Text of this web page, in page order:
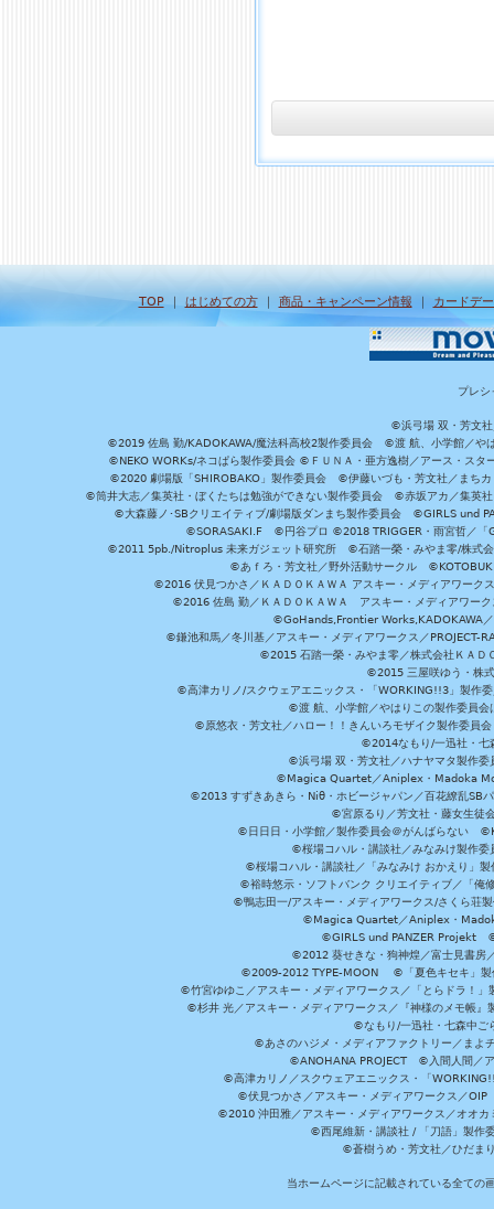
TOP｜ はじめての方｜ 商品・キャンペーン情報 ｜ カードデ
プレシ
©浜弓場 双・芳文社
©2019 佐島 勤/KADOKAWA/魔法科高校2製作委員会 ©渡 航、小学館／や
©NEKO WORKs/ネコぱら製作委員会 ©ＦＵＮＡ・亜方逸樹／アース・ス
©2020 劇場版「SHIROBAKO」製作委員会 ©伊藤いづも・芳文社／まち
©筒井大志／集英社・ぼくたちは勉強ができない製作委員会 ©赤坂アカ／集英
©大森藤ノ･SBクリエイティブ/劇場版ダンまち製作委員会 ©GIRLS und
©SORASAKI.F ©円谷プロ ©2018 TRIGGER・雨宮哲／
©2011 5pb./Nitroplus 未来ガジェット研究所 ©石踏一榮・みやま零/株式
©あｆろ・芳文社／野外活動サークル
©2016 伏見つかさ／ＫＡＤＯＫＡＷＡ アスキー・メディアワー
©2016 佐島 勤／ＫＡＤＯＫＡＷＡ アスキー・メディアワ
©GoHands,Frontier Works,KADOKAWA
©鎌池和馬／冬川基／アスキー・メディアワークス／
©2015 石踏一榮・みやま零／株式会社ＫＡＤ
©2015 三屋咲ゆう・株
©高津カリノ/スクウェアエニックス・「WORKING!!3」製作
©渡 航、小学館／やはりこの製作委員
©原悠衣・芳文社／ハロー！！きんいろモザイク製作委員
©2014なもり/一迅社・
©浜弓場 双・芳文社／ハナヤマタ製作
©Magica Quartet／Aniplex・Madoka
©2013 すずきあきら・Niθ・ホビージャパン／百花繚乱
©宮原るり／芳文社・藤女生徒
©日日日・小学館／製作委員会＠がんばらない
©桜場コハル・講談社／みなみけ製作
©桜場コハル・講談社／「みなみけ おかえり」
©裕時悠示・ソフトバンク クリエイティブ／「
©鴨志田一/アスキー・メディアワークス/さく
©Magica Quartet／Aniplex・
©GIRLS und PANZER Projekt ©
©2012 葵せきな・狗神煌／富士見書
©2009-2012 TYPE-MOON ©「夏色キセキ」製
©竹宮ゆゆこ／アスキー・メディアワークス／「とらドラ！
©杉井 光／アスキー・メディアワークス／『神様のメモ帳
©なもり/一迅社・七森中
©あさのハジメ・メディアファクトリー／ま
©ANOHANA PROJECT ©入間人間／ア
©高津カリノ／スクウェアエニックス・「
©伏見つかさ／アスキー・メディアワークス／
©2010 沖田雅／アスキー・メディアワークス／オオ
©西尾維新・講談社 / 「刀語」製作
©蒼樹うめ・芳文社／ひだま
当ホームページに記載されている全ての